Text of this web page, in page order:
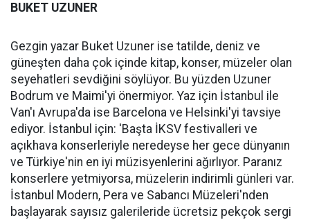
BUKET UZUNER
Gezgin yazar Buket Uzuner ise tatilde, deniz ve
güneşten daha çok içinde kitap, konser, müzeler olan
seyehatleri sevdiğini söylüyor. Bu yüzden Uzuner
Bodrum ve Maimi'yi önermiyor. Yaz için İstanbul ile
Van'ı Avrupa'da ise Barcelona ve Helsinki'yi tavsiye
ediyor. İstanbul için: 'Başta İKSV festivalleri ve
açıkhava konserleriyle neredeyse her gece dünyanın
ve Türkiye'nin en iyi müzisyenlerini ağırlıyor. Paranız
konserlere yetmiyorsa, müzelerin indirimli günleri var.
İstanbul Modern, Pera ve Sabancı Müzeleri'nden
başlayarak sayısız galerileride ücretsiz pekçok sergi